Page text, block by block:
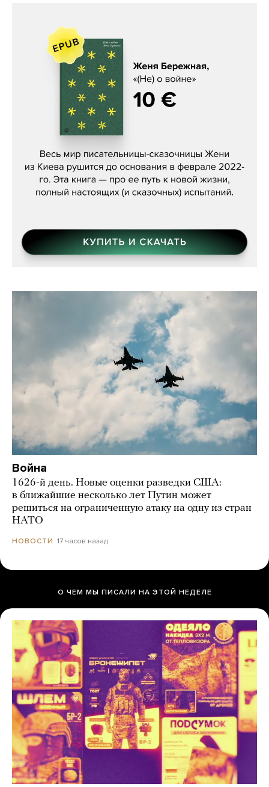
Женя Бережная, «(Не) о войне»
Война
1626-й день. Новые оценки разведки США:
в ближайшие несколько лет Путин может
решиться на ограниченную атаку на одну из стран
НАТО
НОВОСТИ 17 часов назад
О ЧЕМ МЫ ПИСАЛИ НА ЭТОЙ НЕДЕЛЕ